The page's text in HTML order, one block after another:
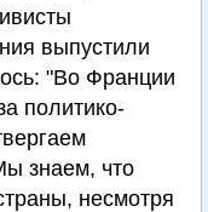
выпустили
"Во Франции
политико-
знаем, что
несмотря